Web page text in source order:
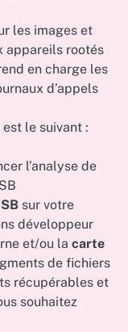
les images et
appareils rootés
en charge les
d’appels
le suivant :
l’analyse de
sur votre
développeur
et/ou la carte
de fichiers
récupérables et
souhaitez